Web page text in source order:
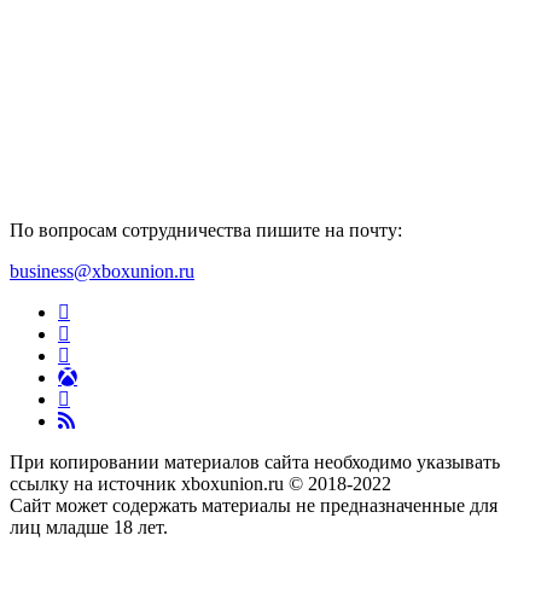
По вопросам сотрудничества пишите на почту:
business@xboxunion.ru
При копировании материалов сайта необходимо указывать
ссылку на источник xboxunion.ru © 2018-2022
Сайт может содержать материалы не предназначенные для
лиц младше 18 лет.